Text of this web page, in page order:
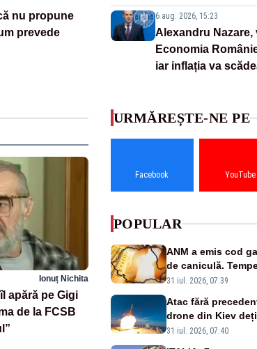
nu propune
prevede
6 aug. 2026, 15:23
Alexandru Nazare,
Economia
iar inflația va
Ionuț Nichita
apără pe Gigi
de la FCSB
URMĂREȘTE-NE PE
Facebook YouTube
POPULAR
ANM a emis cod
de caniculă.
de grade, iar
31 iul. 2026, 07:39
Atac fără
drone din Kiev
americană,
31 iul. 2026, 07:40